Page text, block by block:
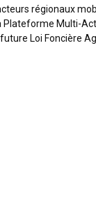
régionaux
Plateforme Multi-
Loi Foncière